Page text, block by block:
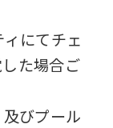
にてチェ
た場合ご
びプール